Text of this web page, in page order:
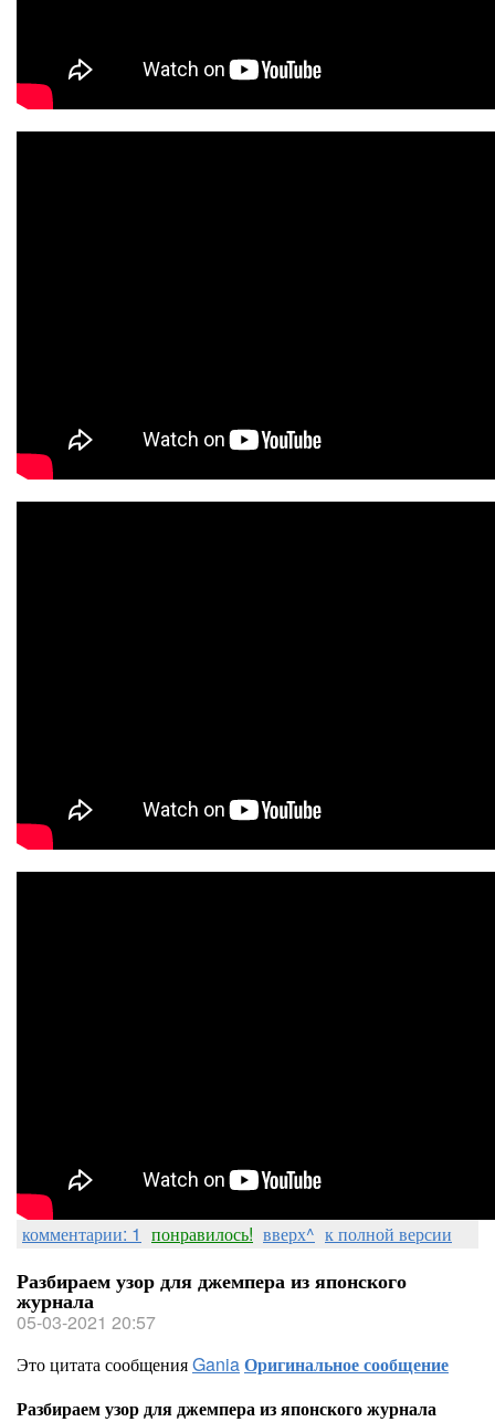
комментарии: 1 понравилось! вверх^ к полной версии
Разбираем узор для джемпера из японского
журнала
05-03-2021 20:57
Это цитата сообщенияGaniaОригинальное сообщение
Разбираем узор для джемпера из японского журнала